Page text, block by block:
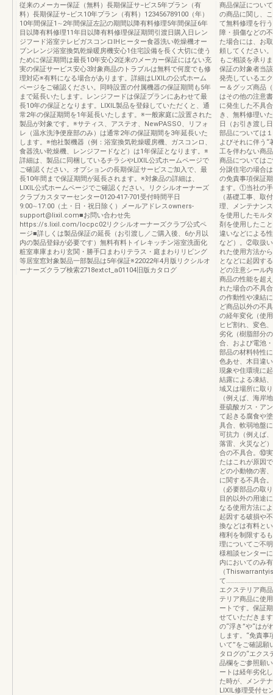
従来のメーカー保証（無料）長期保証サ−ビス5年プラン（有
料）長期保証サ−ビス10年プラン（有料）123456789100（年）
10年間保証1∼2年間保証左記の期間以降有料修理5年間保証6年
目以降有料修理11年目以降有料修理保証期間引渡日購入日レン
ジフード浴室テレビガスコンロIHヒーター食器洗い乾燥機オー
ブンレンジ浴室換気乾燥暖房機安心1住宅設備を長く大切に使う
ために保証期間は最長10年安心2従来のメーカー保証にはない充
実の保証サービス安心3対象商品のトラブルは無料で何度でも修
理対応※有料になる場合があります。詳細はLIXILの公式ホーム
ページをご確認ください。同時設置の付属機器の保証期間も5年
まで延長いたします。レンジフードは保証プランにあわせて最
長10年の保証となります。LIXIL製品を登録していただくと、通
常2年の保証期間を1年延長いたします。※一般家庭に設置された
製品が対象です。※サティス、アステオ、NewPASSO、リフォ
レ（温水洗浄便座部のみ）は通常2年の保証期間を3年延長いた
します。※他社製機器（例：浴室換気乾燥暖房機、ガスコンロ、
食器洗い乾燥機、レンジフードなど）は1年保証となります。※
詳細は、製品に同梱しているチラシやLIXIL公式ホームページで
ご確認ください。オプションの長期保証サービスご加入で、最
長10年間まで保証期間が延長されます。※対象品の詳細は、
LIXIL公式ホームページでご確認ください。リクシルオーナーズ
クラブカスタマーセンター0120-417-701受付時間平日
9:00∼17:00（土・日・祝日除く）メールアドレスowners-
support@lixil.com■お問い合わせ先
https://s.lixil.com/locpc02リクシルオーナーズクラブ公式ペ
ージ■詳しくは製品保証の延長（お引渡し／ご購入後、6か月以
内の製品登録が必要です）無料有料トイレキッチン浴室洗面化
粧室車庫まわり玄関・勝手口まわりテラス・庭まわりリビング
等居室窓対象製品一部製品は5年保証※22022年4月版リクシルオ
ーナーズクラブ検索2718extct_a01104旧版カタログ
商品保証につい
の商品に関し、
て無料修理を行
障・損傷などの
た場合には、お
頼してください
もご相談を承り
保証の対象者当
発売しているエ
ー＆グッズ商品
はその他の注意
に発生した不具
き、無料修理い
日（お引き渡し
部品については
よびそれに伴う“
工を伴わない商
商品については
分譲住宅の場合
の免責事項保証
ます。①当社の
（基礎工事、取
理、メンテナン
を使用したモル
剤を使用したこ
違いなどによる
など）。②取扱
れた使用方法か
となどに起因す
どの注意シール
商品の性能を超
れた場合の不具
の作動性や凍結
ど商品以外の不
の経年変化（使
ヒビ割れ、変色
劣化（樹脂部分
合、および電池
部品の材料特性
色あせ、木目違
現象や住環境に
結露による凍結
域又は場所に取
（例えば、海岸
亜硫酸ガス・ア
て起きる腐食や
具合、軟弱地盤
可抗力（例えば
落雷、火災など
合の不具合。⑩
たはこれが原因
どの小動物の害
に関する不具合
（必要部品の取
目的以外の用途
なる使用方法に
起因する破損や
換などは有料と
権利を制限する
理についてご不
様相談センター
内においてのみ
（
て
エクステリア商
テリア商品に使
ートです。保証
せていただき
の“浮き”や“はが
します。“免責事
いて”をご確認願
タログの“エクス
品欄をご参照願
ートは経年劣化
た時が、メンテ
LIXIL修理受付セ